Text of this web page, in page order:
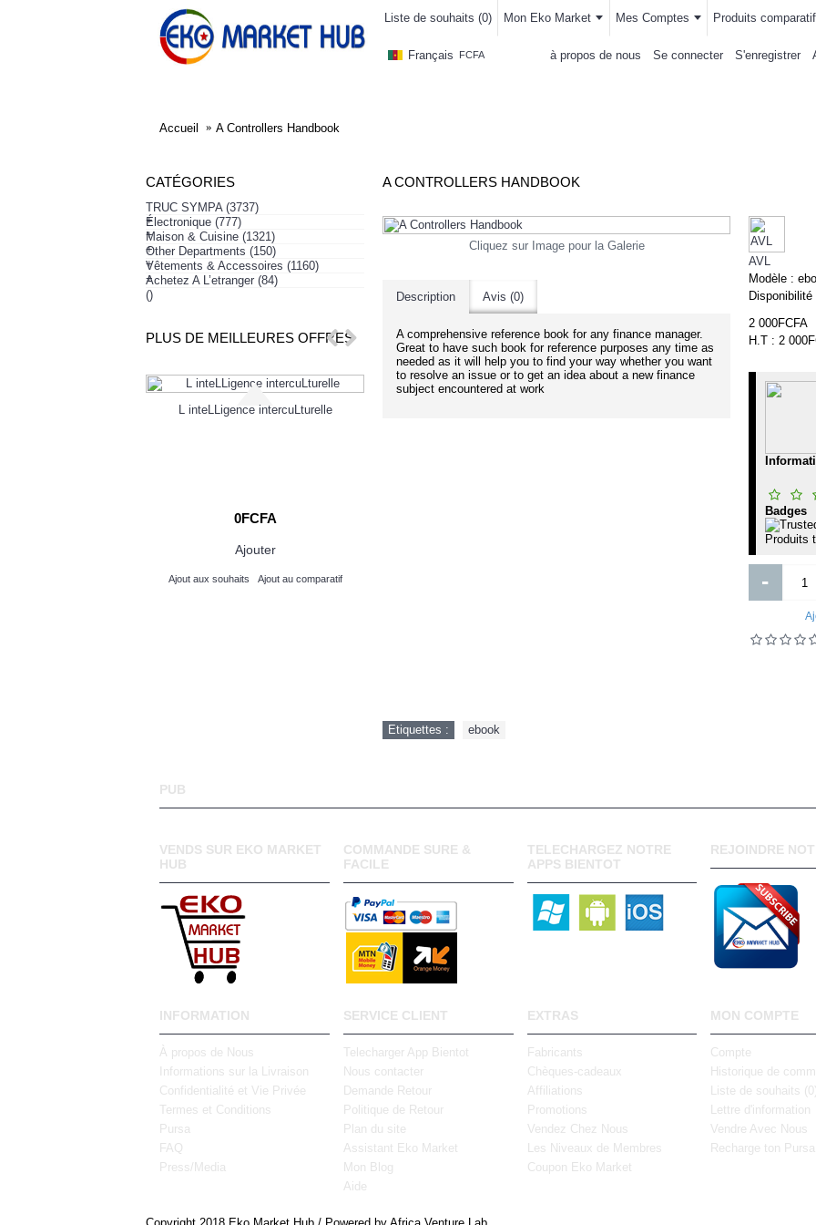
Liste de souhaits (0) Mon Eko Market Mes Comptes Produits
Français FCFA à propos de nous Se connecter S'enregistrer
Accueil A Controllers Handbook
CATÉGORIES
TRUC SYMPA (3737)
+
Électronique (777)
+
Maison & Cuisine (1321)
+
Other Departments (150)
+
Vêtements & Accessoires (1160)
+
Achetez A L’etranger (84)
()
PLUS DE MEILLEURES OFFRES
L inteLLigence intercuLturelle
0FCFA
Ajouter
Ajout aux souhaits Ajout au comparatif
10 200FCFA
Ajout au comparatif
A CONTROLLERS HANDBOOK
Cliquez sur Image pour la Galerie
Description Avis (0)
A comprehensive reference book for any finance manager.
Great to have such book for reference purposes any time as
needed as it will help you to find your way whether you want
to resolve an issue or to get an idea about a new finance
subject encountered at work
AVL
Modèle :
Disponibilité
2 000FCFA
H.T : 2
Badges
Produits
-
Etiquettes : ebook
PUB
VENDS SUR EKO MARKET
HUB
COMMANDE SURE &
FACILE
TELECHARGEZ NOTRE
APPS BIENTOT
REJOINDRE
INFORMATION
À propos de Nous
Informations sur la Livraison
Confidentialité et Vie Privée
Termes et Conditions
Pursa
FAQ
Press/Media
SERVICE CLIENT
Telecharger App Bientot
Nous contacter
Demande Retour
Politique de Retour
Plan du site
Assistant Eko Market
Mon Blog
Aide
EXTRAS
Fabricants
Chèques-cadeaux
Affiliations
Promotions
Vendez Chez Nous
Les Niveaux de Membres
Coupon Eko Market
MON COMPTE
Compte
Historique de
Liste de souhaits (0)
Lettre d'information
Vendre Avec Nous
Recharge ton Pursa